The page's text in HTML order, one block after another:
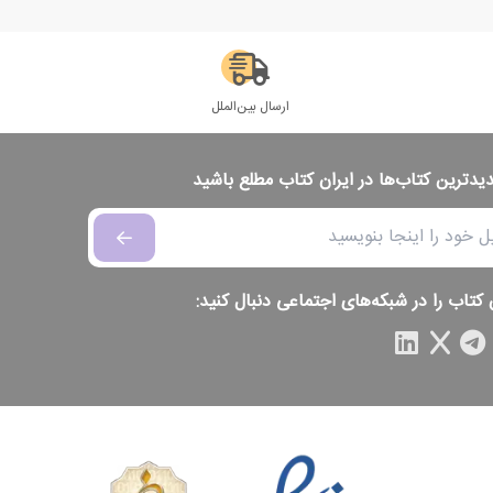
ارسال بین‌الملل
کتاب‌ها در ایران کتاب مطلع باشید
کتاب را در شبکه‌های اجتماعی دنبال کنید: